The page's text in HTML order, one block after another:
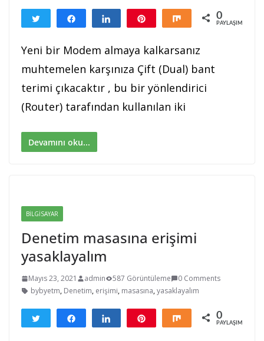
Tweetle Paylaş Paylaş Paylaş 0
PAYLAŞIMLAR
Yeni bir Modem almaya kalkarsanız
muhtemelen karşınıza Çift (Dual) bant
terimi çıkacaktır , bu bir yönlendirici
(Router) tarafından kullanılan iki
Devamını oku...
BILGISAYAR
Denetim masasına erişimi
yasaklayalım
Mayıs 23, 2021 admin 587 Görüntüleme
0 Comments
bybyetm, Denetim, erişimi, masasına,yasaklayalım
Tweetle Paylaş Paylaş Paylaş 0
PAYLAŞIMLAR